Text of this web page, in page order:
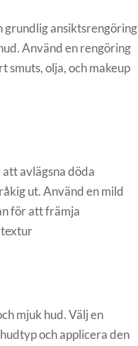
grundlig ansiktsrengöring
Använd en rengöring
smuts, olja, och makeup
avlägsna döda
ut. Använd en mild
för att främja
mjuk hud. Välj en
och applicera den